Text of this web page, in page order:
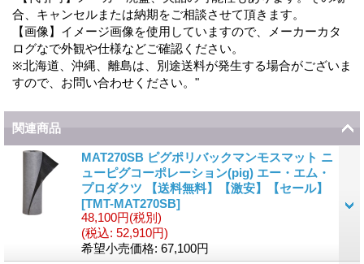
合、キャンセルまたは納期をご相談させて頂きます。
【画像】イメージ画像を使用していますので、メーカーカタ
ログなで外観や仕様などご確認ください。
※北海道、沖縄、離島は、別途送料が発生する場合がございま
すので、お問い合わせください。"
関連商品
MAT270SB ピグポリバックマンモスマット ニ
ューピグコーポレーション(pig) エー・エム・
プロダクツ 【送料無料】【激安】【セール】
[TMT-MAT270SB]
48,100円(税別)
(税込: 52,910円)
希望小売価格: 67,100円